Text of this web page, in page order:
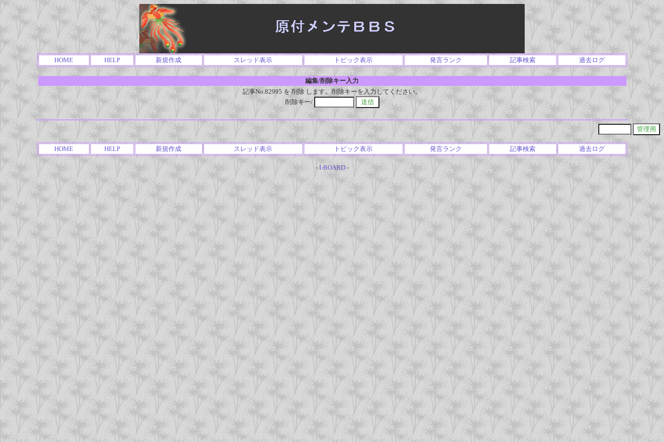
HOME HELP 新規作成 スレッド表示 トピック表示 発言ランク 記事検索 過去ログ
編集/削除キー入力
記事No.82995 を 削除 します。削除キーを入力してください。
削除キー/
HOME HELP 新規作成 スレッド表示 トピック表示 発言ランク 記事検索 過去ログ
- I-BOARD-